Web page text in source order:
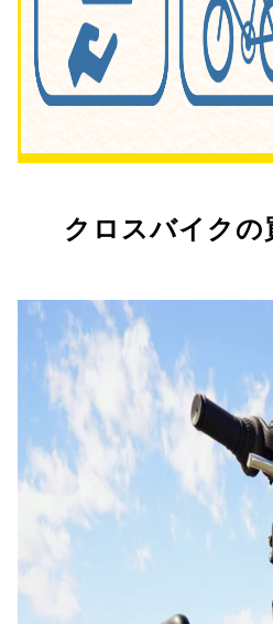
クロスバイクの